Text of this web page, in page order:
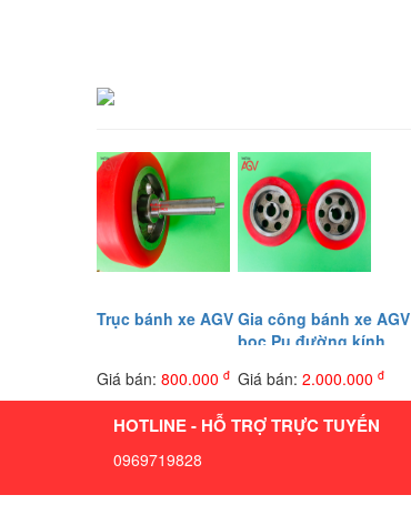
Trục bánh xe AGV
Giá bán: 800.000 đ
Gia công bánh xe AGV
bọc Pu đường kính
Giá bán: 2.000.000 đ
HOTLINE - HỖ TRỢ TRỰC TUYẾN
0969719828